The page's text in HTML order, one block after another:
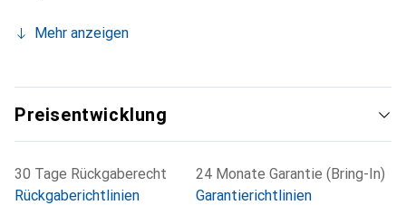
Mehr anzeigen
Preisentwicklung
30 Tage Rückgaberecht
Rückgaberichtlinien
24 Monate Garantie (Bring-In)
Garantierichtlinien